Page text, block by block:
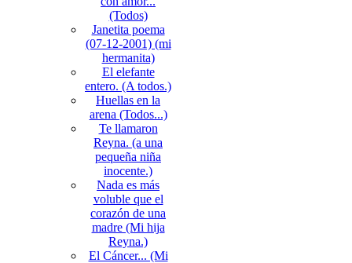
(Todos)
Janetita poema
(07-12-2001) (mi
hermanita)
El elefante
entero. (A todos.)
Huellas en la
arena (Todos...)
Te llamaron
Reyna. (a una
pequeña niña
inocente.)
Nada es más
voluble que el
corazón de una
madre (Mi hija
Reyna.)
El Cáncer... (Mi